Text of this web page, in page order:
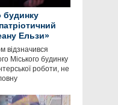
будинку
Ельзи»
відзначився
Міського будинку
роботи, не